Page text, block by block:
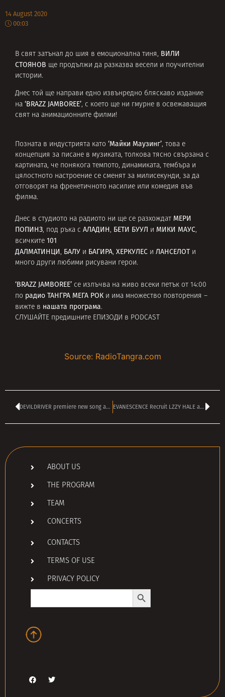
14 August 2020
00:03
В свят затънал до шия в емоционална тиня, ВИЛИ
СТОЯНОВ ще продължи да разказва весели и поучителни
истории.
Днес той ще направи едно извънредно бляскаво издание
на ‘BRAZZ JAMBOREE’, с което ще ни гмурне в освежаващия
свят на анимационните филми!
Позната в индустрията като ‘Майки Маузинг’, това е
концепция за писане в музиката, толкова тясно свързана с
картината, че понякога темпото, динамиката, тембъра и
цялостното настроение се сменят за милисекунди, за да
отговорят на френетичното насилие или комедия във
филма.
Днес в студиото на радиото ни ще се разхождат МЕРИ
ПОПИНЗ, под ръка с АЛАДИН, БЕТИ БУУЛ и МИКИ МАУС,
всичките 101
ДАЛМАТИНЦИ, БАЛУ и БАГИРА, ХЕРКУЛЕС и ЛАНСЕЛОТ и
много други любими рисувани герои.
‘BRAZZ JAMBOREE’ се излъчва на живо всеки петък от 14:00
по радио ТАНГРА МЕГА РОК и има множество повторения –
вижте в нашата програма.
СЛУШАЙТЕ предишните ЕПИЗОДИ в PODCAST
Source: RadioTangra.com
DEVILDRIVER premiere new song and video – ‘Nest of Vipers’ EVANESCENCE Recruit LZZY HALE and TAYLOR MOMSEN for New Song – Stream
ABOUT US
THE PROGRAM
TEAM
CONCERTS
CONTACTS
TERMS OF USE
PRIVACY POLICY
Search
Search Button